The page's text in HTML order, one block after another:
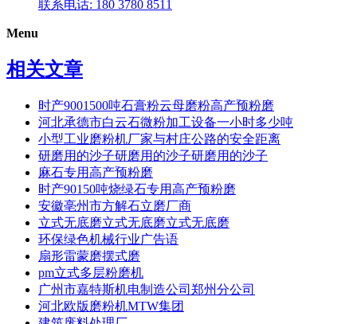
联系电话: 180 3780 8511
Menu
相关文章
时产9001500吨石膏粉云母磨粉高产预粉磨
河北承德市白云石微粉加工设备一小时多少吨
小型工业磨粉机厂家与村庄公路的安全距离
研磨用的沙子研磨用的沙子研磨用的沙子
麻石专用高产预粉磨
时产90150吨烧绿石专用高产预粉磨
安徽亳州市方解石立磨厂商
立式无底磨立式无底磨立式无底磨
环保绿色机械行业广告语
扇形雷蒙磨摆式磨
pm立式多层粉磨机
广州市嘉特斯机电制造公司郑州分公司
河北欧版磨粉机MTW集团